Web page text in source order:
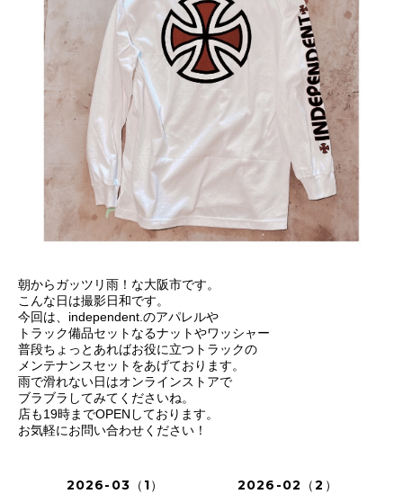
朝からガッツリ雨！な大阪市です。
こんな日は撮影日和です。
今回は、independent.のアパレルや
トラック備品セットなるナットやワッシャー
普段ちょっとあればお役に立つトラックの
メンテナンスセットをあげております。
雨で滑れない日はオンラインストアで
ブラブラしてみてくださいね。
店も19時までOPENしております。
お気軽にお問い合わせください！
2026-03（1）
2026-02（2）